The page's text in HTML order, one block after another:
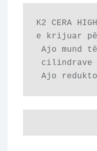
K2 CERA
e krijuar
Ajo mund
cilindrave
Ajo